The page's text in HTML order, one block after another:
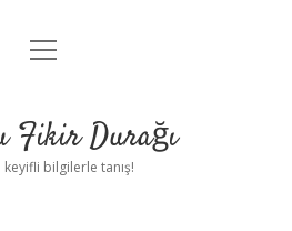
Anasayfa
Uyarı
menüyü
Fikir Durağı
keyifli bilgilerle tanış!